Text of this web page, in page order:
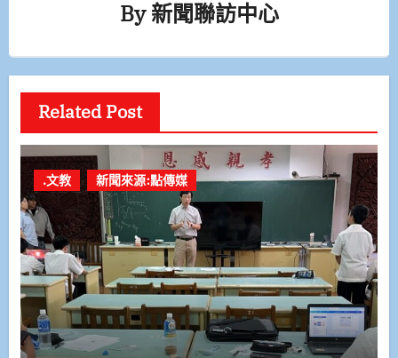
By新聞聯訪中心
Related Post
.文教 新聞來源:點傳媒